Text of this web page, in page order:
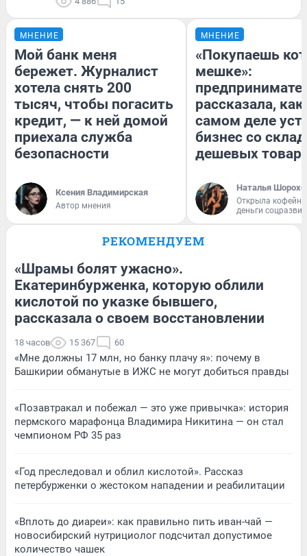
МНЕНИЕ
Мой банк меня
бережет. Журналист
хотела снять 200
тысяч, чтобы погасить
кредит, — к ней домой
приехала служба
безопасности
Ксения Владимирская
Автор мнения
МНЕНИЕ
«Покупаешь
мешке»:
рассказала, как
самом деле
бизнес со
дешевых
Наталья
Открыла
деньги
РЕКОМЕНДУЕМ
«Шрамы болят ужасно».
Екатеринбурженка, которую облили
кислотой по указке бывшего,
рассказала о своем восстановлении
18 часов 15 367 60
«Мне должны 17 млн, но банку плачу я»: почему в
Башкирии обманутые в ИЖС не могут добиться правды
«Позавтракал и побежал — это уже привычка»: история
пермского марафонца Владимира Никитина — он стал
чемпионом РФ 35 раз
«Год преследовал и облил кислотой». Рассказ
петербурженки о жестоком нападении и реабилитации
«Вплоть до диареи»: как правильно пить иван-чай —
новосибирский нутрициолог подсчитал допустимое
количество чашек